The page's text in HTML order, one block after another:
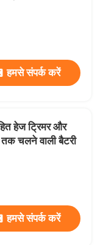
हमसे संपर्क करें
हेज ट्रिमर और
चलने वाली बैटरी
हमसे संपर्क करें